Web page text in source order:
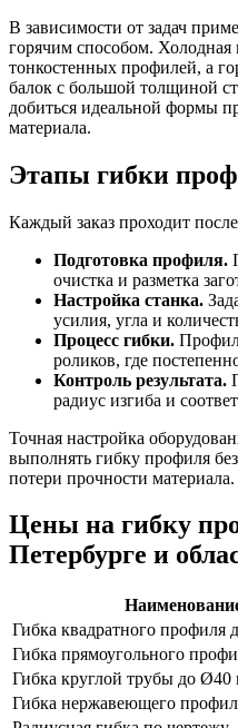
В зависимости от задач
горячим способом. Холодная
тонкостенных профилей, а
балок с большой толщиной
добиться идеальной формы
материала.
Этапы гибки
Каждый заказ проходит
Подготовка профиля.
очистка и разметка
Настройка станка.
усилия, угла и
Процесс гибки.
роликов, где
Контроль результата.
радиус изгиба и
Точная настройка
выполнять гибку профиля
потери прочности материала.
Цены на гибку
Петербурге и
Гибка квадратного профиля
Гибка прямоугольного
Гибка круглой трубы до
Гибка нержавеющего